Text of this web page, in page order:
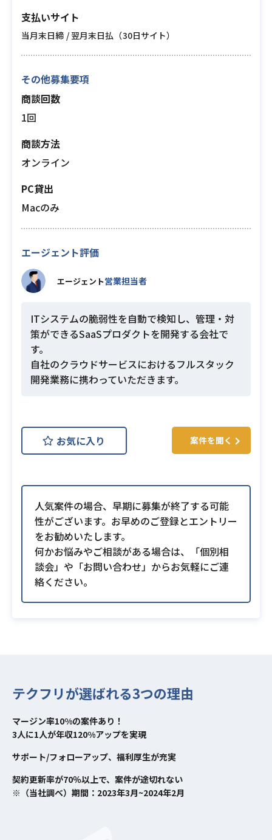
支払いサイト
当月末日締 / 翌月末日払（30日サイト）
その他募集要項
商談回数
1回
商談方法
オンライン
PC貸出
Macのみ
エージェント評価
エージェント営業担当者
ITシステムの脆弱性を自動で検知し、管理・対
策ができるSaaSプロダクトを開発する会社で
す。
自社のクラウドサービスにおけるフルスタック
開発業務に携わっていただきます。
お気に入り 案件を聞く
人気案件の場合、早期に募集が終了する可能
性がございます。お早めのご登録とエントリー
をお勧めいたします。
何かお悩みやご相談がある場合は、「個別相
談会」や「お問い合わせ」からお気軽にご連
絡ください。
テクフリが選ばれる3つの理由
マージン率10%の案件あり！
3人に1人が年収120%アップを実現
サポート/フォローアップ、福利厚生が充実
契約更新率が70％以上で、案件が途切れない
※（当社調べ）期間：2023年3月~2024年2月